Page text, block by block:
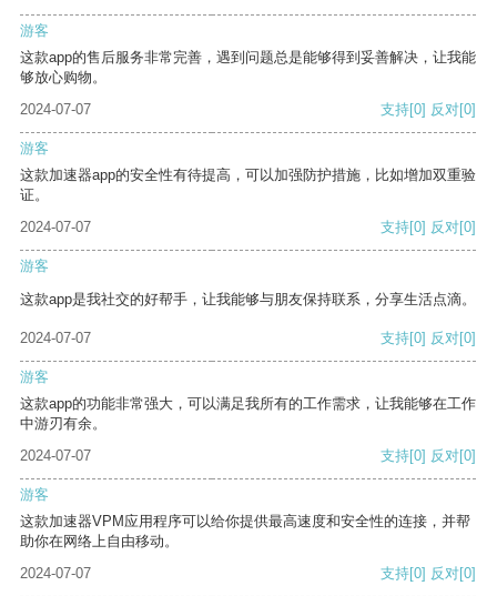
游客
这款app的售后服务非常完善，遇到问题总是能够得到妥善解决，让我能
够放心购物。
2024-07-07
支持[0] 反对[0]
游客
这款加速器app的安全性有待提高，可以加强防护措施，比如增加双重验
证。
2024-07-07
支持[0] 反对[0]
游客
这款app是我社交的好帮手，让我能够与朋友保持联系，分享生活点滴。
2024-07-07 支持[0] 反对[0]
游客
这款app的功能非常强大，可以满足我所有的工作需求，让我能够在工作
中游刃有余。
2024-07-07
支持[0] 反对[0]
游客
这款加速器VPM应用程序可以给你提供最高速度和安全性的连接，并帮
助你在网络上自由移动。
2024-07-07
支持[0] 反对[0]